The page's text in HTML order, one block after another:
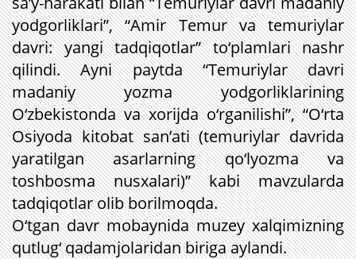
yodgorliklari”, “Amir Temur va temuriylar
davri: yangi tadqiqotlar” to‘plamlari nashr
qilindi. Ayni paytda “Temuriylar davri
madaniy yozma yodgorliklarining
O‘zbekistonda va xorijda o‘rganilishi”, “O‘rta
Osiyoda kitobat san’ati (temuriylar davrida
yaratilgan asarlarning qo‘lyozma va
toshbosma nusxalari)” kabi mavzularda
tadqiqotlar olib borilmoqda.
O‘tgan davr mobaynida muzey xalqimizning
qutlug‘ qadamjolaridan biriga aylandi.